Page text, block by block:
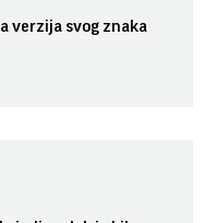
verzija svog znaka